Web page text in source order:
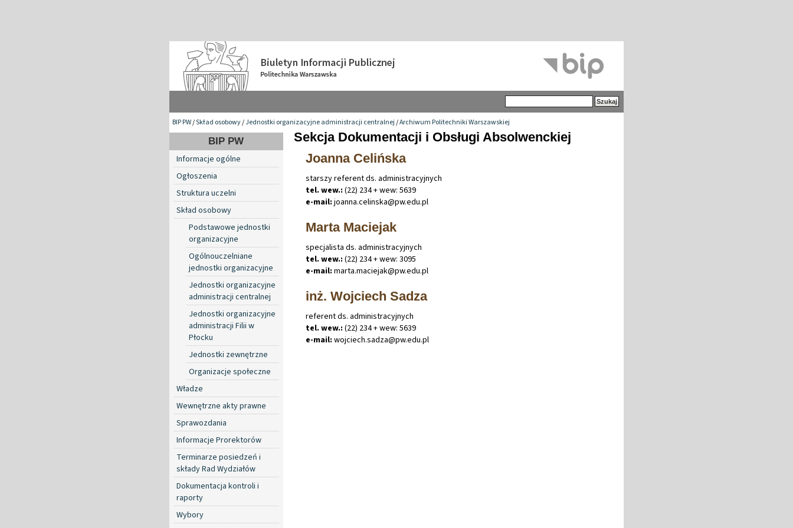
BIP PW/Skład osobowy/Jednostki organizacyjne administracji centralnej/Archiwum Politechniki Warszawskiej
BIP PW
Informacje ogólne
Ogłoszenia
Struktura uczelni
Skład osobowy
Podstawowe jednostki
organizacyjne
Ogólnouczelniane
jednostki organizacyjne
Jednostki organizacyjne
administracji centralnej
Jednostki organizacyjne
administracji Filii w
Płocku
Jednostki zewnętrzne
Organizacje społeczne
Władze
Wewnętrzne akty prawne
Sprawozdania
Informacje Prorektorów
Terminarze posiedzeń i
składy Rad Wydziałów
Dokumentacja kontroli i
raporty
Wybory
Sekcja Dokumentacji i Obsługi Absolwenckiej
Joanna Celińska
starszy referent ds. administracyjnych
tel. wew.: (22) 234 + wew: 5639
e-mail: joanna.celinska@pw.edu.pl
Marta Maciejak
specjalista ds. administracyjnych
tel. wew.: (22) 234 + wew: 3095
e-mail: marta.maciejak@pw.edu.pl
inż. Wojciech Sadza
referent ds. administracyjnych
tel. wew.: (22) 234 + wew: 5639
e-mail: wojciech.sadza@pw.edu.pl